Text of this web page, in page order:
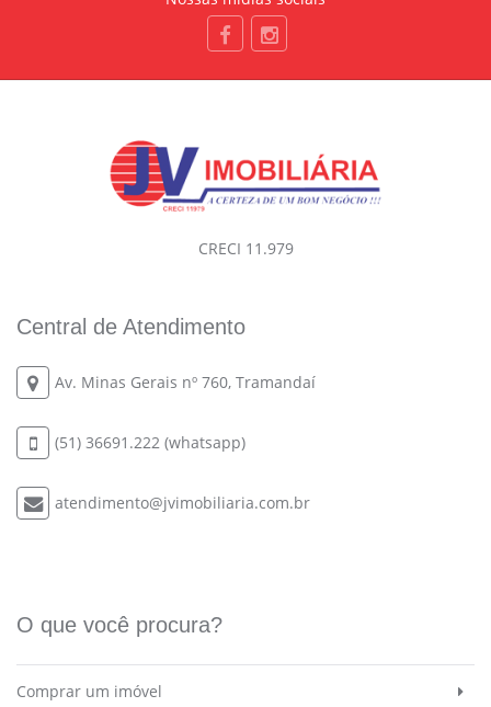
CRECI 11.979
Central de Atendimento
Av. Minas Gerais nº 760, Tramandaí
(51) 36691.222 (whatsapp)
atendimento@jvimobiliaria.com.br
O que você procura?
Comprar um imóvel